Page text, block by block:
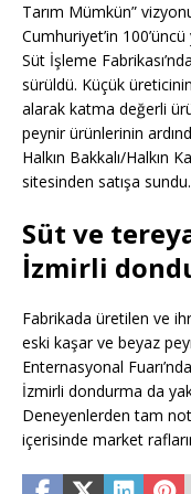
Tarım Mümkün”
Cumhuriyet’in 100’üncü
Süt İşleme
sürüldü. Küçük
alarak katma değerli
peynir ürünlerinin
Halkın Bakkalı/Halkın
sitesinden satışa sundu.
Süt ve
İzmirli
Fabrikada üretilen ve
eski kaşar ve beyaz
Enternasyonal
İzmirli dondurma da
Deneyenlerden tam
içerisinde market